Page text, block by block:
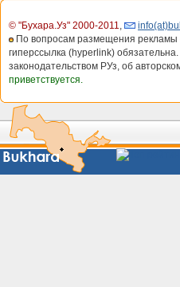
© "Бухара.Уз" 2000-2011
По вопросам размещения рекламы
гиперссылка (hyperlink)
законодательством РУз, об
приветствуется.